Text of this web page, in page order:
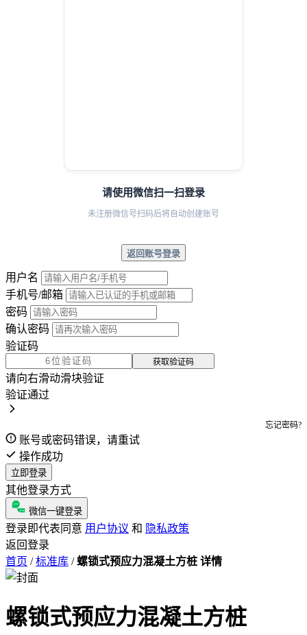
请使用微信扫一扫登录
未注册微信号扫码后将自动创建账号
返回账号登录
用户名
手机号/邮箱
密码
确认密码
验证码
获取验证码
请向右滑动滑块验证
验证通过
忘记密码?
账号或密码错误，请重试
操作成功
立即登录
其他登录方式
微信一键登录
登录即代表同意 用户协议 和 隐私政策
返回登录
首页 / 标准库 / 螺锁式预应力混凝土方桩 详情
螺锁式预应力混凝土方桩